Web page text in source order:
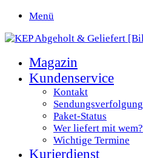
Menü
Magazin
Kundenservice
Kontakt
Sendungsverfolgung
Paket-Status
Wer liefert mit wem?
Wichtige Termine
Kurierdienst